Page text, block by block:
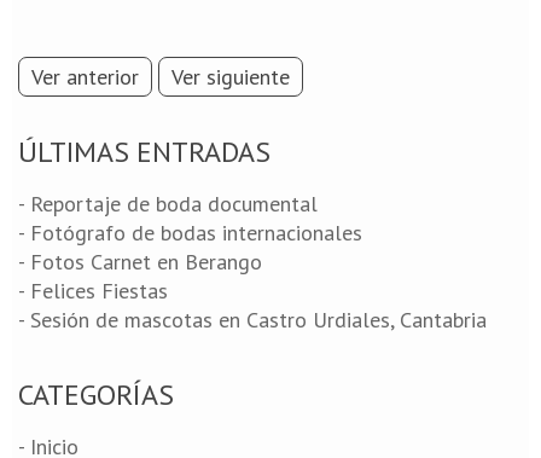
Ver anterior Ver siguiente
ÚLTIMAS ENTRADAS
- Reportaje de boda documental
- Fotógrafo de bodas internacionales
- Fotos Carnet en Berango
- Felices Fiestas
- Sesión de mascotas en Castro Urdiales, Cantabria
CATEGORÍAS
- Inicio